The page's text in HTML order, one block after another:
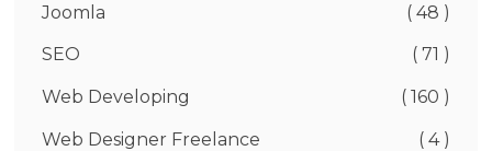
Joomla ( 48 )
SEO ( 71 )
Web Developing ( 160 )
Web Designer Freelance ( 4 )